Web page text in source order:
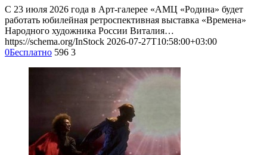
С 23 июля 2026 года в Арт-галерее «АМЦ «Родина» будет
работать юбилейная ретроспективная выставка «Времена»
Народного художника России Виталия…
https://schema.org/InStock 2026-07-27T10:58:00+03:00
0Бесплатно 596 3